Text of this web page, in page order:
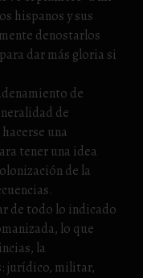
hispanos y sus
denostarlos
dar más gloria si
de
de
una
tener una idea
de la
de todo lo indicado
lo que
la
jurídico, militar,